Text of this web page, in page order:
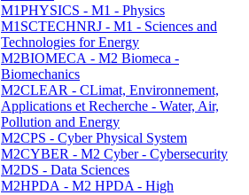
M1PHYSICS - M1 - Physics
M1SCTECHNRJ - M1 - Sciences and
Technologies for Energy
M2BIOMECA - M2 Biomeca -
Biomechanics
M2CLEAR - CLimat, Environnement,
Applications et Recherche - Water, Air,
Pollution and Energy
M2CPS - Cyber Physical System
M2CYBER - M2 Cyber - Cybersecurity
M2DS - Data Sciences
M2HPDA - M2 HPDA - High